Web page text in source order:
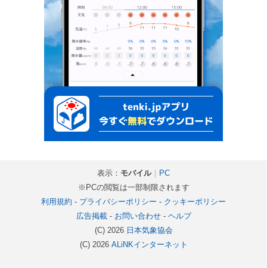
表示： モバイル｜ PC
※PCの閲覧は一部制限されます
利用規約 - プライバシーポリシー - クッキーポリシー
広告掲載- お問い合わせ- ヘルプ
(C) 2026 日本気象協会
(C) 2026 ALiNKインターネット